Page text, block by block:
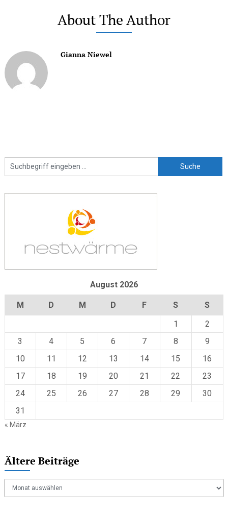
About The Author
Gianna Niewel
August 2026
M D M D F S
S
1
2
3
4 5 6 7 8
9
10
11 12 13 14 15
16
17
18 19 20 21 22
23
24
25 26 27 28 29
30
31
« März
Ältere Beiträge